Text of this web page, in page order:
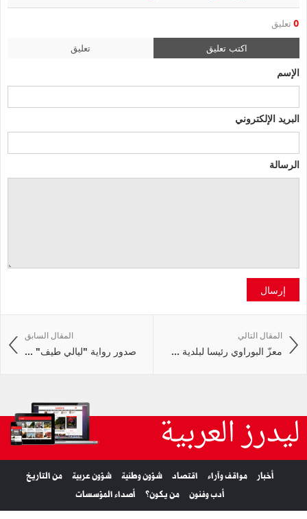
0 تعليق
اكتب تعليق تعليق
الإسم
البريد الإلكتروني
الرسالة
إرسال
المقال السابق
صدور رواية "ليالي طيف" ...
المقال التالي
معزّ البوراوي رئيسا لبلدية ...
ليدرز العربية
أخبار مواقف وآراء اقتصاد شؤون وطنية شؤون عربية
من التاريخ
أدب وفنون
من يكون؟ أصداء المؤسسات